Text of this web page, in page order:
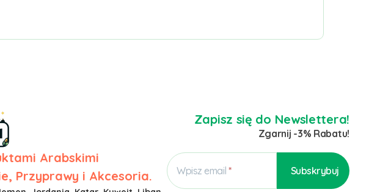
Arabskimi
Przyprawy i Akcesoria.
Zapisz się do Newslettera!
Zgarnij -3% Rabatu!
Wpisz email